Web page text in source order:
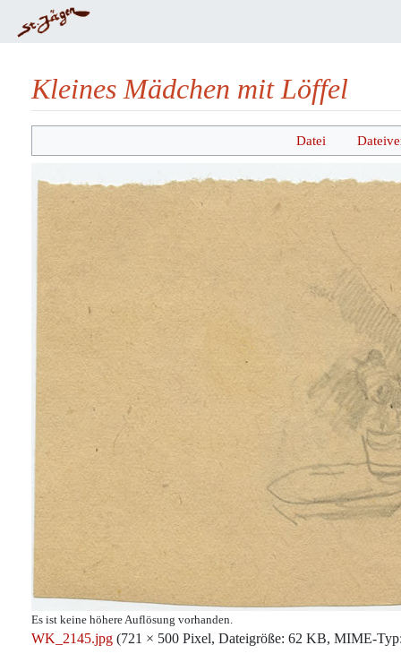
Kleines Mädchen mit Löffel
Datei
Es ist keine höhere Auflösung vorhanden.
WK_2145.jpg (721 × 500 Pixel, Dateigröße: 62 KB, MIME-